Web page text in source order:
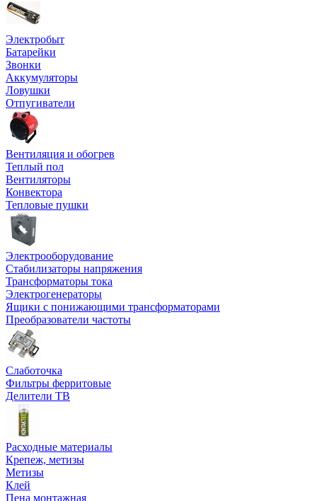
Электробыт
Батарейки
Звонки
Аккумуляторы
Ловушки
Отпугиватели
Вентиляция и обогрев
Теплый пол
Вентиляторы
Конвектора
Тепловые пушки
Электрооборудование
Стабилизаторы напряжения
Трансформаторы тока
Электрогенераторы
Ящики с понижающими трансформаторами
Преобразователи частоты
Слаботочка
Фильтры ферритовые
Делители ТВ
Расходные материалы
Крепеж, метизы
Метизы
Клей
Пена монтажная